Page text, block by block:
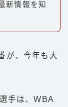
新情報を知
が、今年も大
手は、WBA